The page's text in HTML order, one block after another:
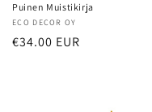
Puinen Muistikirja
Myyjä:
ECO DECOR OY
Normaalihinta
€34.00 EUR